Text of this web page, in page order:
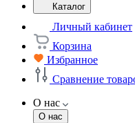
Каталог
Личный кабинет
Корзина
Избранное
Сравнение
О нас
О нас